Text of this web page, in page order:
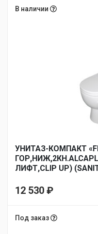
В наличии
УНИТАЗ-КОМПАКТ
ЛИФТ,CLIP UP)
12 530 ₽
Под заказ